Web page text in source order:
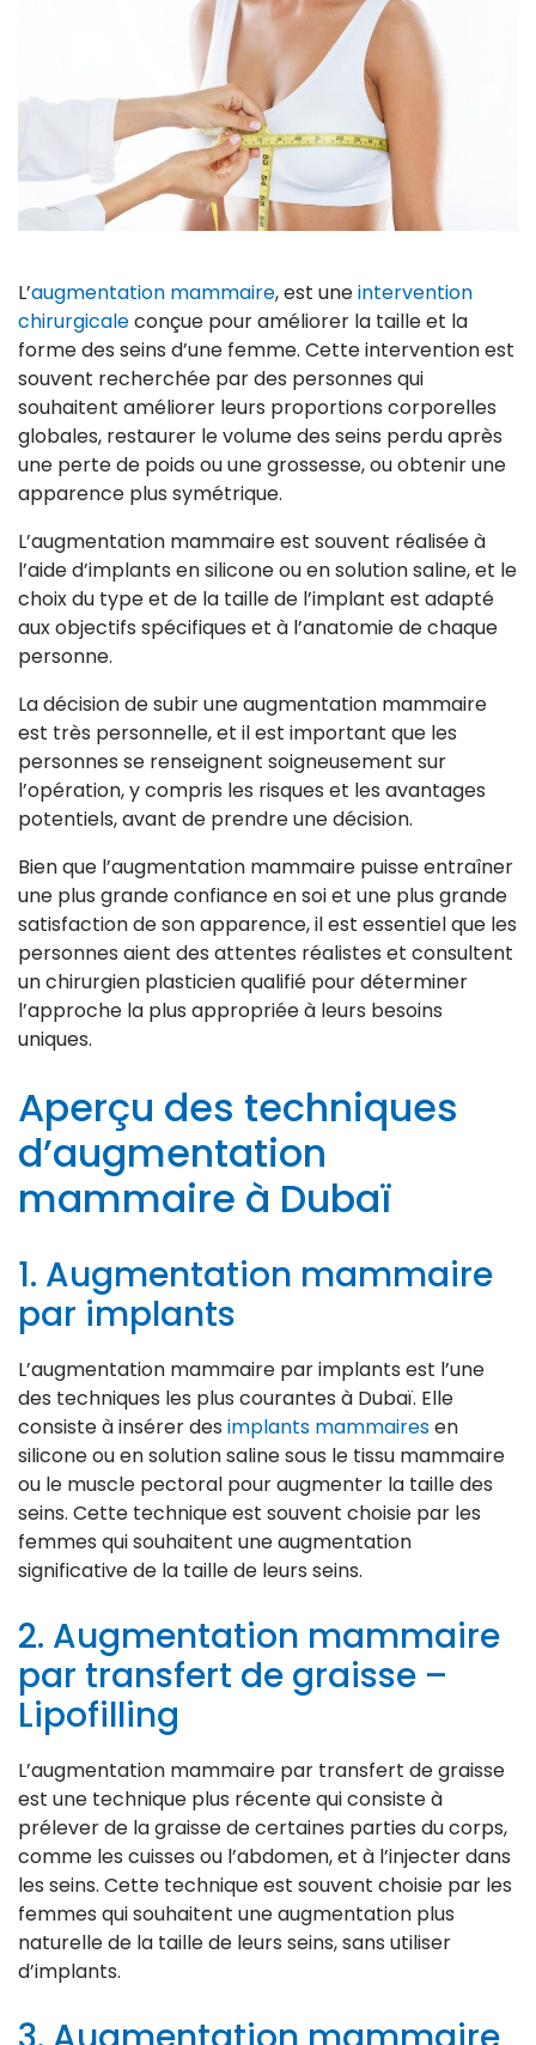
L’augmentation mammaire, est uneintervention
chirurgicaleconçue pour améliorer la taille et la
forme des seins d’une femme. Cette intervention est
souvent recherchée par des personnes qui
souhaitent améliorer leurs proportions corporelles
globales, restaurer le volume des seins perdu après
une perte de poids ou une grossesse, ou obtenir une
apparence plus symétrique.
L’augmentation mammaire est souvent réalisée à
l’aide d’implants en silicone ou en solution saline, et le
choix du type et de la taille de l’implant est adapté
aux objectifs spécifiques et à l’anatomie de chaque
personne.
La décision de subir une augmentation mammaire
est très personnelle, et il est important que les
personnes se renseignent soigneusement sur
l’opération, y compris les risques et les avantages
potentiels, avant de prendre une décision.
Bien que l’augmentation mammaire puisse entraîner
une plus grande confiance en soi et une plus grande
satisfaction de son apparence, il est essentiel que les
personnes aient des attentes réalistes et consultent
un chirurgien plasticien qualifié pour déterminer
l’approche la plus appropriée à leurs besoins
uniques.
Aperçu des techniques
d’augmentation
mammaire à Dubaï
1. Augmentation mammaire
par implants
L’augmentation mammaire par implants est l’une
des techniques les plus courantes à Dubaï. Elle
consiste à insérer des implants mammairesen
silicone ou en solution saline sous le tissu mammaire
ou le muscle pectoral pour augmenter la taille des
seins. Cette technique est souvent choisie par les
femmes qui souhaitent une augmentation
significative de la taille de leurs seins.
2. Augmentation mammaire
par transfert de graisse –
Lipofilling
L’augmentation mammaire par transfert de graisse
est une technique plus récente qui consiste à
prélever de la graisse de certaines parties du corps,
comme les cuisses ou l’abdomen, et à l’injecter dans
les seins. Cette technique est souvent choisie par les
femmes qui souhaitent une augmentation plus
naturelle de la taille de leurs seins, sans utiliser
d’implants.